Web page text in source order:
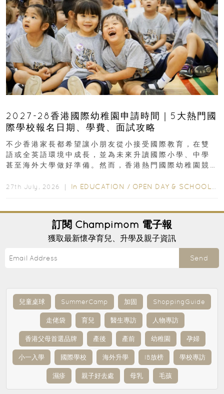
2027-28香港國際幼稚園申請時間｜5大熱門國
際學校報名日期、學費、面試攻略
不少香港家長都希望讓小朋友從小接受國際教育，在雙
語或全英語環境中成長，並為未來升讀國際小學、中學
甚至海外大學做好準備。然而，香港熱門國際幼稚園競
27th July, 2026 ｜ In EDUCATION / OPEN DAY & SCHOOL EVENTS
訂閱 Champimom 電子報
獲取最新懷孕育兒、升學及親子資訊
Send
兒童桌球 SummerCamp 加固 ShoppingGuide
走佬袋 育兒 醫生專訪 人物專訪
香港父母首選品牌 產後 產前 幼稚園 孕婦
小一入學 國際學校 海外升學 IB放榜 學校專訪
濕疹 親子好去處 母乳 毛孩